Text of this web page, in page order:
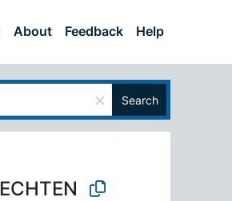
About Feedback Help
× Search